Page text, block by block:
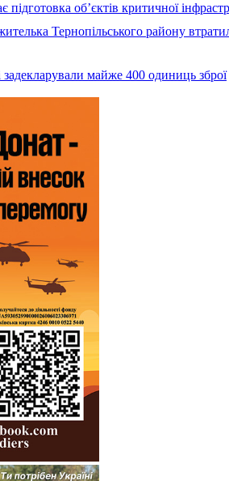
підготовка об’єктів критичної
Тернопільського району
майже 400 одиниць зброї